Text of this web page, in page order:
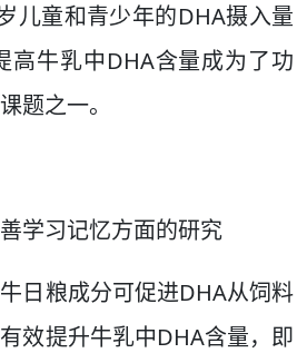
儿童和青少年的DHA摄入量
高牛乳中DHA含量成为了功
题之一。
学习记忆方面的研究
日粮成分可促进DHA从饲料
效提升牛乳中DHA含量，即